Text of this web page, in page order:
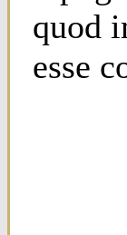
quod
esse